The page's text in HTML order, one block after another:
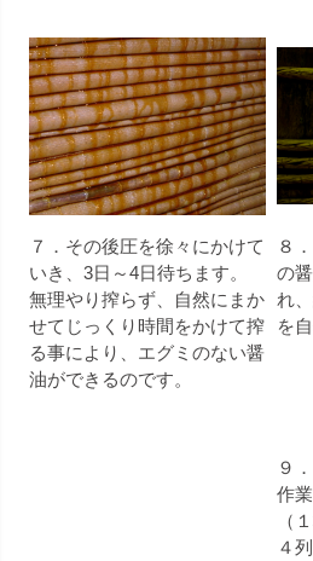
７．その後圧を徐々にかけて
いき、3日～4日待ちます。
無理やり搾らず、自然にまか
せてじっくり時間をかけて搾
る事により、エグミのない醤
油ができるのです。
８
の
れ
を
９
作
（
４